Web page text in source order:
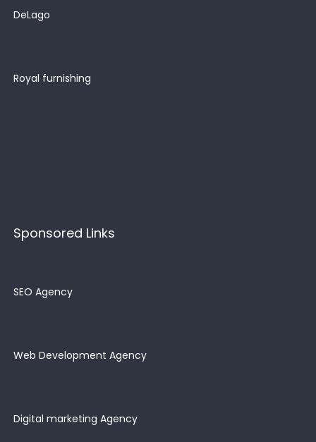
DeLago
Royal furnishing
Sponsored Links
SEO Agency
Web Development Agency
Digital marketing Agency